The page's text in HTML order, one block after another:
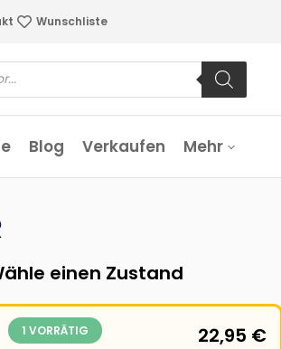
Wunschliste
Blog Verkaufen Mehr
einen Zustand
1 VORRÄTIG 22,95 €